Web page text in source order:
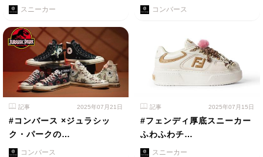
スニーカー コンバース
記事 2025年07月21日
#コンバース ×ジュラシッ
ク・パークの…
コンバース
記事 2025年07月15日
#フェンディ厚底スニーカー
ふわふわチ…
スニーカー